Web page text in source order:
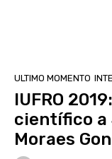
ULTIMO MOMENTO
IUFRO
científico a
Moraes